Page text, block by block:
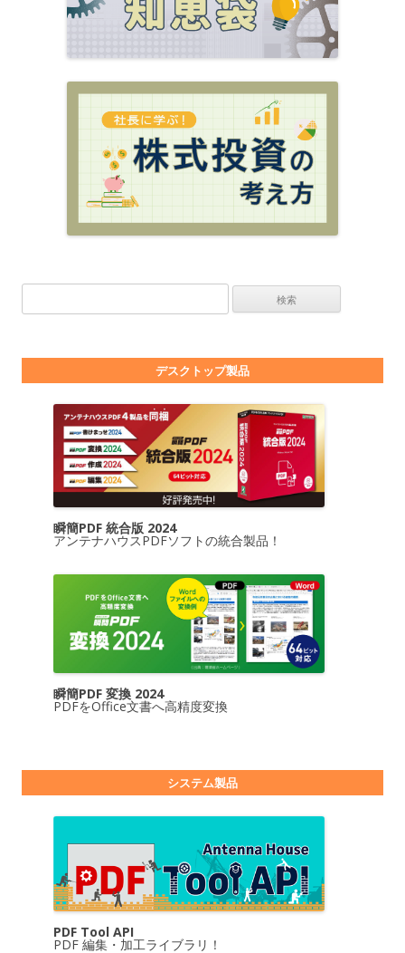
デスクトップ製品
瞬簡PDF 統合版 2024
アンテナハウスPDFソフトの統合製品！
瞬簡PDF 変換 2024
PDFをOffice文書へ高精度変換
システム製品
PDF Tool API
PDF 編集・加工ライブラリ！